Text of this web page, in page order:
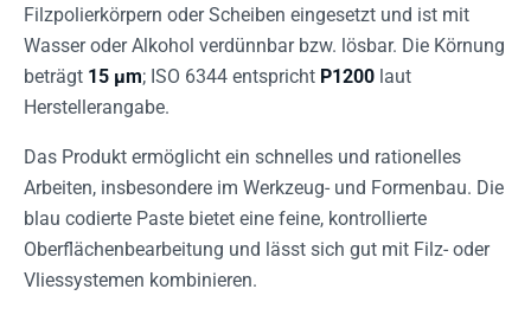
Filzpolierkörpern oder Scheiben eingesetzt und ist mit
Wasser oder Alkohol verdünnbar bzw. lösbar. Die Körnung
beträgt 15 µm; ISO 6344 entspricht P1200 laut
Herstellerangabe.
Das Produkt ermöglicht ein schnelles und rationelles
Arbeiten, insbesondere im Werkzeug- und Formenbau. Die
blau codierte Paste bietet eine feine, kontrollierte
Oberflächenbearbeitung und lässt sich gut mit Filz- oder
Vliessystemen kombinieren.